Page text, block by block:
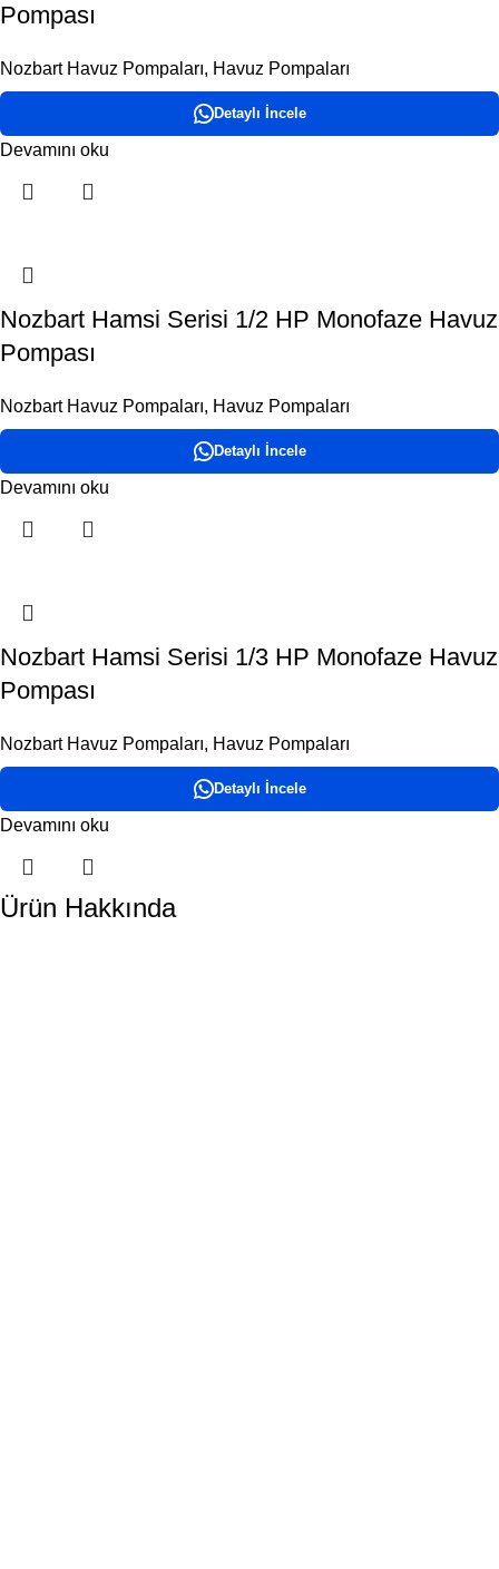
Pompası
Nozbart Havuz Pompaları, Havuz Pompaları
Detaylı İncele
Devamını oku
Nozbart Hamsi Serisi 1/2 HP Monofaze Havuz
Pompası
Nozbart Havuz Pompaları, Havuz Pompaları
Detaylı İncele
Devamını oku
Nozbart Hamsi Serisi 1/3 HP Monofaze Havuz
Pompası
Nozbart Havuz Pompaları, Havuz Pompaları
Detaylı İncele
Devamını oku
Ürün Hakkında